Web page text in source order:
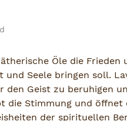
Öle die Frieden
und Seele bringen soll.
den Geist zu beruhigen
die Stimmung und öffnet
der spirituellen